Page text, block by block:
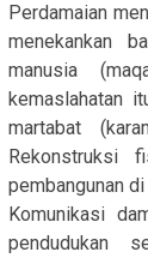
Perdamaian
menekankan
manusia
kemaslahatan
martabat
Rekonstruksi
pembangunan
Komunikasi
pendudukan